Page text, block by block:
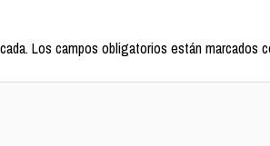
Los campos obligatorios están marcados